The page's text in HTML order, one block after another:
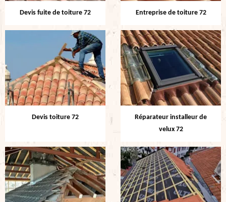
Devis fuite de toiture 72 Entreprise de toiture 72
Devis toiture 72
Réparateur installeur de
velux 72